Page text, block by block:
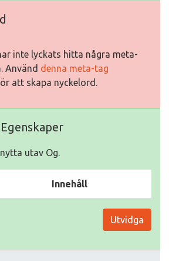
inte lyckats hitta några meta-
Använd denna meta-tag
att skapa nyckelord.
utav Og.
Innehåll
Utvidga